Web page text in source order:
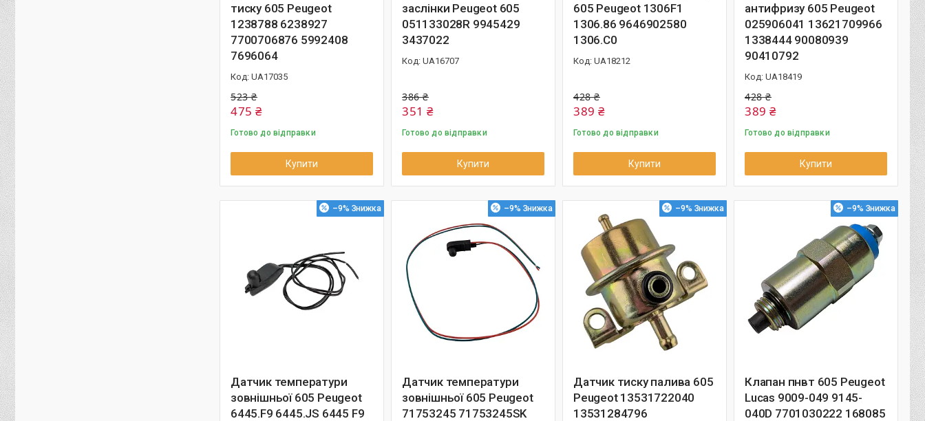
тиску 605 Peugeot
1238788 6238927
7700706876 5992408
7696064
UA17035
523 ₴
475 ₴
Готово до відправки
Купити
заслінки Peugeot 605
051133028R 9945429
3437022
UA16707
386 ₴
351 ₴
Готово до відправки
Купити
605 Peugeot 1306F1
1306.86 9646902580
1306.C0
UA18212
428 ₴
389 ₴
Готово до відправки
Купити
антифризу 605 Peugeot
025906041 13621709966
1338444 90080939
90410792
UA18419
428 ₴
389 ₴
Готово до відправки
Купити
–9%
Датчик температури
зовнішньої 605 Peugeot
6445.F9 6445.JS 6445 F9
–9%
Датчик температури
зовнішньої 605 Peugeot
71753245 71753245SK
–9%
Датчик тиску палива 605
Peugeot 13531722040
13531284796
–9%
Клапан пнвт 605 Peugeot
Lucas 9009-049 9145-
040D 7701030222 168085